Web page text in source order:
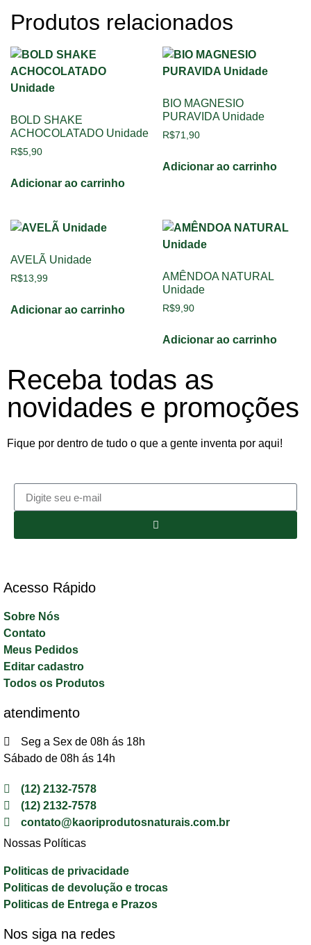
Produtos relacionados
BOLD SHAKE
ACHOCOLATADO Unidade
R$5,90
Adicionar ao carrinho
BIO MAGNESIO
PURAVIDA Unidade
R$71,90
Adicionar ao carrinho
AVELÃ Unidade
R$13,99
Adicionar ao carrinho
AMÊNDOA NATURAL
Unidade
R$9,90
Adicionar ao carrinho
Receba todas as
novidades e promoções
Fique por dentro de tudo o que a gente inventa por aqui!
Acesso Rápido​
Sobre Nós
Contato
Meus Pedidos
Editar cadastro
Todos os Produtos
atendimento
Seg a Sex de 08h ás 18h
Sábado de 08h ás 14h
(12) 2132-7578
(12) 2132-7578
contato@kaoriprodutosnaturais.com.br
Nossas Políticas
Politicas de privacidade
Politicas de devolução e trocas
Politicas de Entrega e Prazos
Nos siga na redes